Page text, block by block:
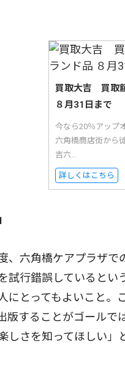
買取大吉 買取
８月31日まで
今なら20％アップ
六角橋商店街から
吉六...
詳しくはこちら
、六角橋ケアプラザで
試行錯誤していると
にとってもよいこと。
版することがゴールで
しさを知ってほしい」